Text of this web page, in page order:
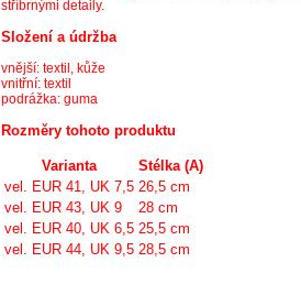
stříbrnými detaily.
Složení a údržba
vnější: textil, kůže
vnitřní: textil
podrážka: guma
Rozměry tohoto produktu
Varianta
Stélka (A)
vel. EUR 41, UK 7,5 26,5 cm
vel. EUR 43, UK 9
28 cm
vel. EUR 40, UK 6,5 25,5 cm
vel. EUR 44, UK 9,5 28,5 cm